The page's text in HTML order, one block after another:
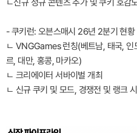
ㄴ신규 정규 콘텐츠 추가 및 쿠키 호감
- 쿠키런: 오븐스매시 26년 2분기 현황
ㄴ VNGGames 런칭(베트남, 태국, 인
르, 대만, 홍콩, 마카오)
ㄴ 크리에이터 서바이벌 개최
ㄴ 신규 쿠키 및 모드, 경쟁전 및 랭크